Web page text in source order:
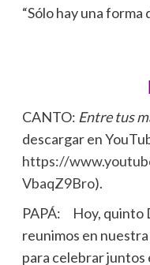
“Sólo hay una forma
CANTO: Entre tus
descargar en
https://
VbaqZ9Bro).
PAPÁ: Hoy, quinto
reunimos en
para celebrar juntos